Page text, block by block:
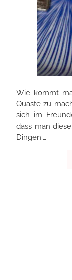
Wie kommt
Quaste zu
sich im
dass man
Dingen:…